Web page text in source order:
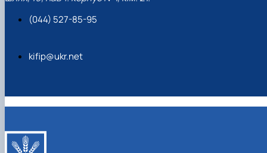
(044) 527-85-95
kifip@ukr.net